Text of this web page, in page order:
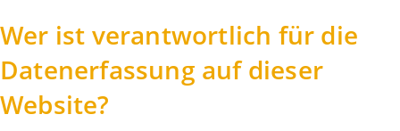
Wer ist verantwortlich für die
Datenerfassung auf dieser
Website?